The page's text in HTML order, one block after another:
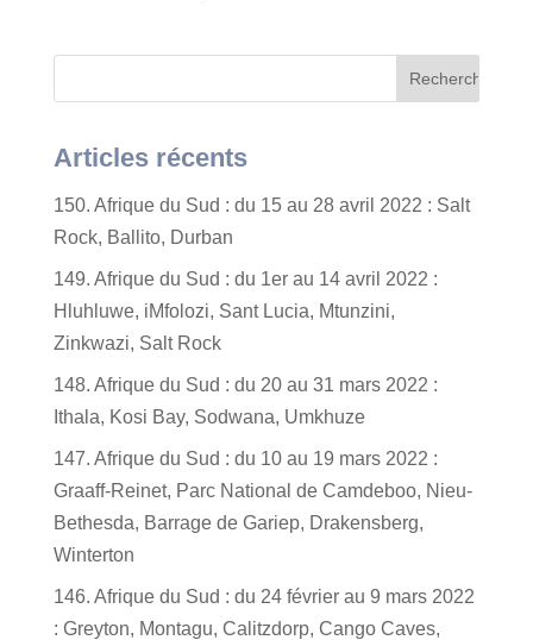
Articles récents
150. Afrique du Sud : du 15 au 28 avril 2022 : Salt
Rock, Ballito, Durban
149. Afrique du Sud : du 1er au 14 avril 2022 :
Hluhluwe, iMfolozi, Sant Lucia, Mtunzini,
Zinkwazi, Salt Rock
148. Afrique du Sud : du 20 au 31 mars 2022 :
Ithala, Kosi Bay, Sodwana, Umkhuze
147. Afrique du Sud : du 10 au 19 mars 2022 :
Graaff-Reinet, Parc National de Camdeboo, Nieu-
Bethesda, Barrage de Gariep, Drakensberg,
Winterton
146. Afrique du Sud : du 24 février au 9 mars 2022
: Greyton, Montagu, Calitzdorp, Cango Caves,